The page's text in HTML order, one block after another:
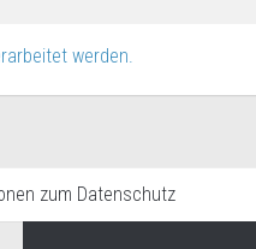
werden.
zum Datenschutz